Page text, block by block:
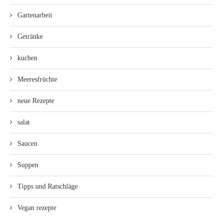
Gartenarbeit
Getränke
kuchen
Meeresfrüchte
neue Rezepte
salat
Saucen
Suppen
Tipps und Ratschläge
Vegan rezepte